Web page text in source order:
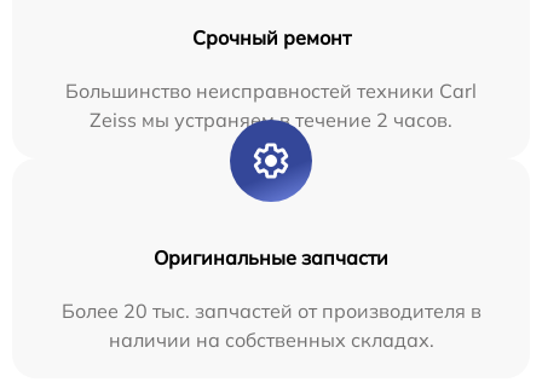
Срочный ремонт
Большинство неисправностей техники Carl
Zeiss мы устраняем в течение 2 часов.
Оригинальные запчасти
Более 20 тыс. запчастей от производителя в
наличии на собственных складах.